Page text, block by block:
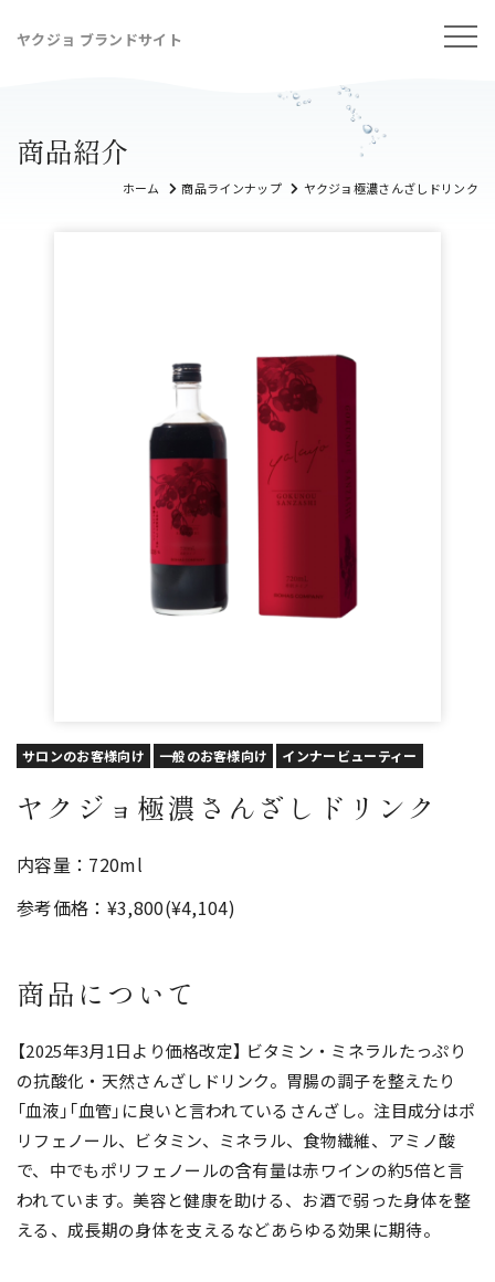
ヤクジョ ブランドサイト
商品紹介
ホーム 商品ラインナップ ヤクジョ極濃さんざしドリンク
サロンのお客様向け 一般のお客様向け インナービューティー
ヤクジョ極濃さんざしドリンク
内容量：720ml
参考価格：¥3,800(¥4,104)
商品について
【2025年3月1日より価格改定】 ビタミン・ミネラルたっぷり
の抗酸化・天然さんざしドリンク。胃腸の調子を整えたり
「血液」「血管」に良いと言われているさんざし。注目成分はポ
リフェノール、ビタミン、ミネラル、食物繊維、アミノ酸
で、中でもポリフェノールの含有量は赤ワインの約5倍と言
われています。美容と健康を助ける、お酒で弱った身体を整
える、成長期の身体を支えるなどあらゆる効果に期待。